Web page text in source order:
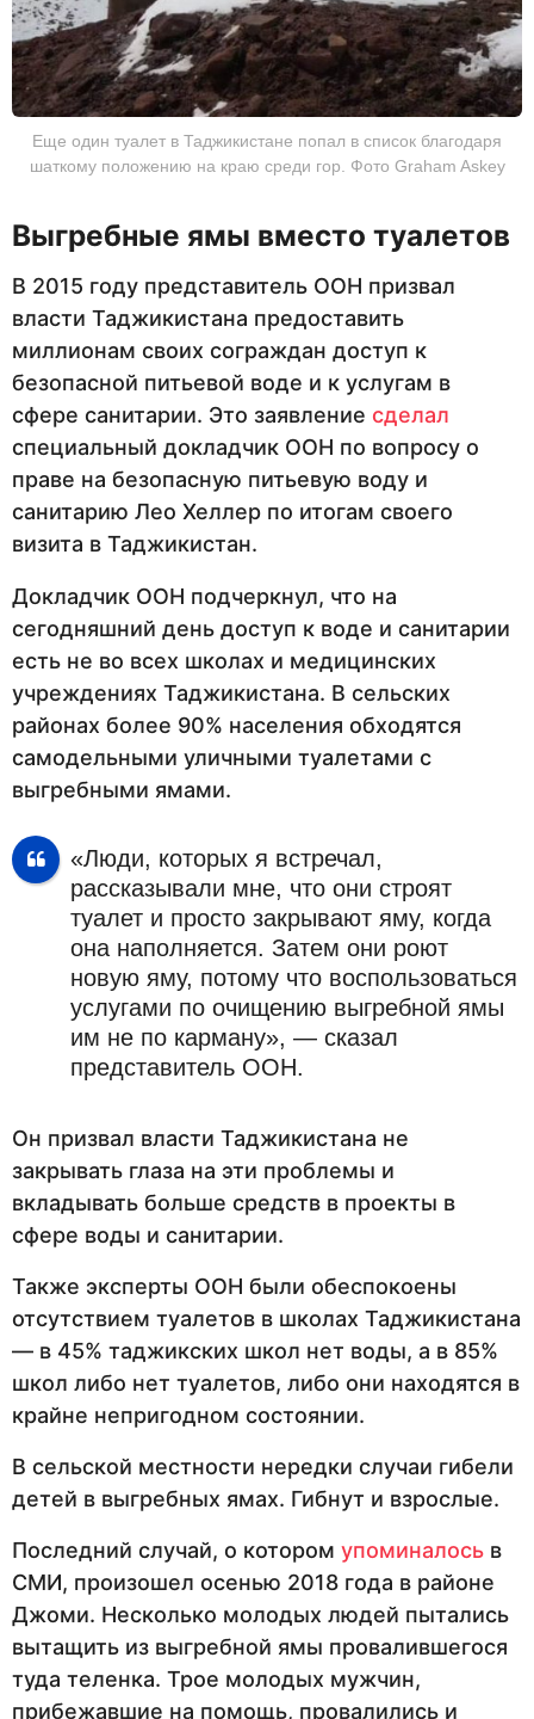
Еще один туалет в Таджикистане попал в список благодаря
шаткому положению на краю среди гор. Фото Graham Askey
Выгребные ямы вместо туалетов
В 2015 году представитель ООН призвал
власти Таджикистана предоставить
миллионам своих сограждан доступ к
безопасной питьевой воде и к услугам в
сфере санитарии. Это заявление сделал
специальный докладчик ООН по вопросу о
праве на безопасную питьевую воду и
санитарию Лео Хеллер по итогам своего
визита в Таджикистан.
Докладчик ООН подчеркнул, что на
сегодняшний день доступ к воде и санитарии
есть не во всех школах и медицинских
учреждениях Таджикистана. В сельских
районах более 90% населения обходятся
самодельными уличными туалетами с
выгребными ямами.
«Люди, которых я встречал,
рассказывали мне, что они строят
туалет и просто закрывают яму, когда
она наполняется. Затем они роют
новую яму, потому что воспользоваться
услугами по очищению выгребной ямы
им не по карману», — сказал
представитель ООН.
Он призвал власти Таджикистана не
закрывать глаза на эти проблемы и
вкладывать больше средств в проекты в
сфере воды и санитарии.
Также эксперты ООН были обеспокоены
отсутствием туалетов в школах Таджикистана
— в 45% таджикских школ нет воды, а в 85%
школ либо нет туалетов, либо они находятся в
крайне непригодном состоянии.
В сельской местности нередки случаи гибели
детей в выгребных ямах. Гибнут и взрослые.
Последний случай, о котором упоминалось в
СМИ, произошел осенью 2018 года в районе
Джоми. Несколько молодых людей пытались
вытащить из выгребной ямы провалившегося
туда теленка. Трое молодых мужчин,
прибежавшие на помощь, провалились и